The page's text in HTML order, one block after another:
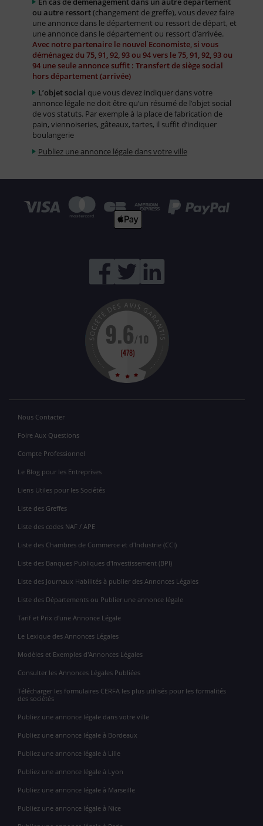
ou autre ressort(changement de greffe), vous devez faire
une annonce dans le département ou ressort de départ, et
une annonce dans le département ou ressort d’arrivée.
Avec notre partenaire le nouvel Economiste, si vous
déménagez du 75, 91, 92, 93 ou 94 vers le 75, 91, 92, 93 ou
94 une seule annonce suffit : Transfert de siège social
hors département (arrivée)
L’objet social que vous devez indiquer dans votre
annonce légale ne doit être qu’un résumé de l’objet social
de vos statuts. Par exemple à la place de fabrication de
pain, viennoiseries, gâteaux, tartes, il suffit d’indiquer
boulangerie
Publiez une annonce légale dans votre ville
Nous Contacter
Foire Aux Questions
Compte Professionnel
Le Blog pour les Entreprises
Liens Utiles pour les Sociétés
Liste des Greffes
Liste des codes NAF / APE
Liste des Chambres de Commerce et d'Industrie (CCI)
Liste des Banques Publiques d'Investissement (BPI)
Liste des Journaux Habilités à publier des Annonces Légales
Liste des Départements ou Publier une annonce légale
Tarif et Prix d'une Annonce Légale
Le Lexique des Annonces Légales
Modèles et Exemples d'Annonces Légales
Consulter les Annonces Légales Publiées
Télécharger les formulaires CERFA les plus utilisés pour les formalités
des sociétés
Publiez une annonce légale dans votre ville
Publiez une annonce légale à Bordeaux
Publiez une annonce légale à Lille
Publiez une annonce légale à Lyon
Publiez une annonce légale à Marseille
Publiez une annonce légale à Nice